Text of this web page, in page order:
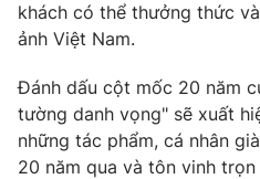
Photo
Video
VTV Money
khách có thể thưởng thức
ảnh Việt Nam.
Đánh dấu cột mốc 20 năm
tường danh vọng" sẽ xuất
những tác phẩm, cá nhân
20 năm qua và tôn vinh